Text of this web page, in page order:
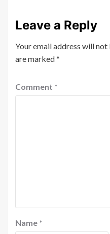
Leave a Reply
Your email address will not
are marked*
Comment *
Name *